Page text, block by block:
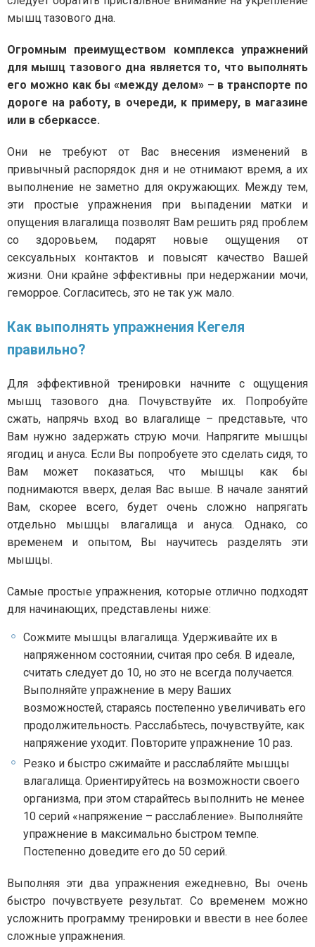
мышц тазового дна.
Огромным преимуществом комплекса упражнений
для мышц тазового дна является то, что выполнять
его можно как бы «между делом» – в транспорте по
дороге на работу, в очереди, к примеру, в магазине
или в сберкассе.
Они не требуют от Вас внесения изменений в
привычный распорядок дня и не отнимают время, а их
выполнение не заметно для окружающих. Между тем,
эти простые упражнения при выпадении матки и
опущения влагалища позволят Вам решить ряд проблем
со здоровьем, подарят новые ощущения от
сексуальных контактов и повысят качество Вашей
жизни. Они крайне эффективны при недержании мочи,
геморрое. Согласитесь, это не так уж мало.
Как выполнять упражнения Кегеля
правильно?
Для эффективной тренировки начните с ощущения
мышц тазового дна. Почувствуйте их. Попробуйте
сжать, напрячь вход во влагалище – представьте, что
Вам нужно задержать струю мочи. Напрягите мышцы
ягодиц и ануса. Если Вы попробуете это сделать сидя, то
Вам может показаться, что мышцы как бы
поднимаются вверх, делая Вас выше. В начале занятий
Вам, скорее всего, будет очень сложно напрягать
отдельно мышцы влагалища и ануса. Однако, со
временем и опытом, Вы научитесь разделять эти
мышцы.
Самые простые упражнения, которые отлично подходят
для начинающих, представлены ниже:
Сожмите мышцы влагалища. Удерживайте их в
напряженном состоянии, считая про себя. В идеале,
считать следует до 10, но это не всегда получается.
Выполняйте упражнение в меру Ваших
возможностей, стараясь постепенно увеличивать его
продолжительность. Расслабьтесь, почувствуйте, как
напряжение уходит. Повторите упражнение 10 раз.
Резко и быстро сжимайте и расслабляйте мышцы
влагалища. Ориентируйтесь на возможности своего
организма, при этом старайтесь выполнить не менее
10 серий «напряжение – расслабление». Выполняйте
упражнение в максимально быстром темпе.
Постепенно доведите его до 50 серий.
Выполняя эти два упражнения ежедневно, Вы очень
быстро почувствуете результат. Со временем можно
усложнить программу тренировки и ввести в нее более
сложные упражнения.